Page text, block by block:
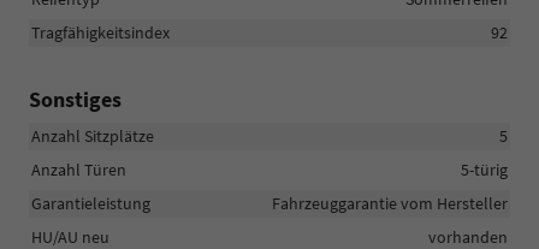
Tragfähigkeitsindex
92
Sonstiges
Anzahl Sitzplätze
5
Anzahl Türen
5-türig
Garantieleistung
Fahrzeuggarantie vom Hersteller
HU/AU neu
vorhanden